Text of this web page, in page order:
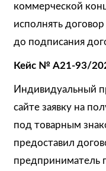
коммерческой
исполнять
до подписания
Кейс № А21-93/
Индивидуальный
сайте заявку на
под товарным
предоставил
предприниматель